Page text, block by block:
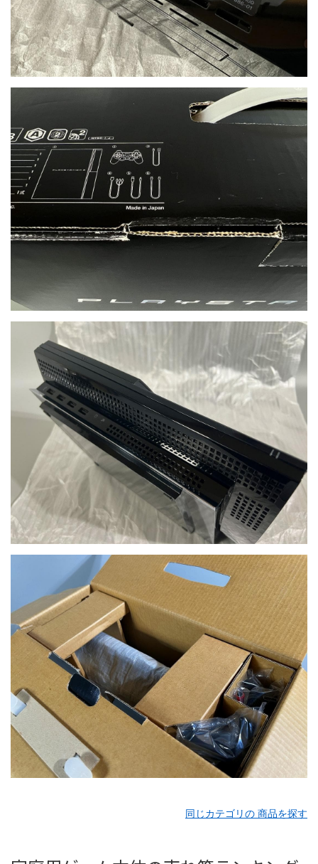
同じカテゴリの 商品を探す